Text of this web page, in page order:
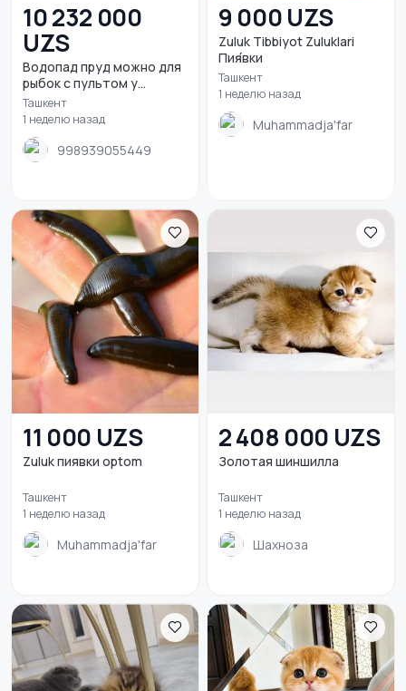
10 232 000
UZS
Водопад пруд можно для
рыбок с пультом у...
Ташкент
1 неделю назад
998939055449
9 000 UZS
Zuluk Tibbiyot Zuluklari
Пия́вки
Ташкент
1 неделю назад
Muhammadja'far
11 000 UZS
Zuluk пиявки optom
Ташкент
1 неделю назад
Muhammadja'far
2 408 000 UZS
Золотая шиншилла
Ташкент
1 неделю назад
Шахноза